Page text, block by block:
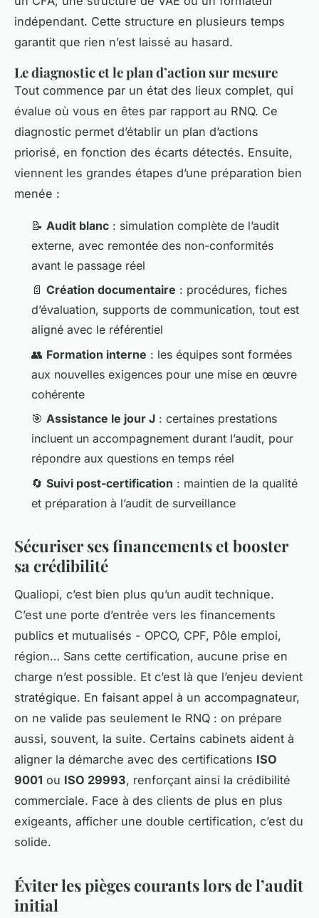
indépendant. Cette structure en plusieurs temps
garantit que rien n’est laissé au hasard.
Le diagnostic et le plan d’action sur mesure
Tout commence par un état des lieux complet, qui
évalue où vous en êtes par rapport au RNQ. Ce
diagnostic permet d’établir un plan d’actions
priorisé, en fonction des écarts détectés. Ensuite,
viennent les grandes étapes d’une préparation bien
menée :
📝 Audit blanc : simulation complète de l’audit
externe, avec remontée des non-conformités
avant le passage réel
📄 Création documentaire : procédures, fiches
d’évaluation, supports de communication, tout est
aligné avec le référentiel
👥 Formation interne : les équipes sont formées
aux nouvelles exigences pour une mise en œuvre
cohérente
🎯 Assistance le jour J : certaines prestations
incluent un accompagnement durant l’audit, pour
répondre aux questions en temps réel
🔄 Suivi post-certification : maintien de la qualité
et préparation à l’audit de surveillance
Sécuriser ses financements et booster
sa crédibilité
Qualiopi, c’est bien plus qu’un audit technique.
C’est une porte d’entrée vers les financements
publics et mutualisés - OPCO, CPF, Pôle emploi,
région… Sans cette certification, aucune prise en
charge n’est possible. Et c’est là que l’enjeu devient
stratégique. En faisant appel à un accompagnateur,
on ne valide pas seulement le RNQ : on prépare
aussi, souvent, la suite. Certains cabinets aident à
aligner la démarche avec des certifications ISO
9001 ou ISO 29993, renforçant ainsi la crédibilité
commerciale. Face à des clients de plus en plus
exigeants, afficher une double certification, c’est du
solide.
Éviter les pièges courants lors de l’audit
initial